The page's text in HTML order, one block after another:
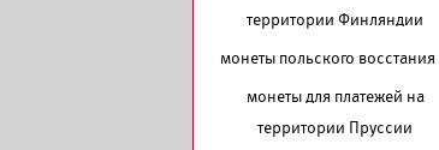
территории Финляндии
монеты польского восстания
монеты для платежей на
территории Пруссии